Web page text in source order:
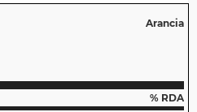
Arancia
% RDA